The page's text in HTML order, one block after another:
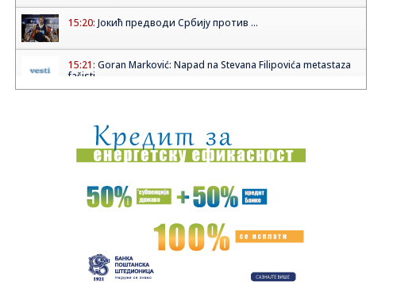
15:20: Јокић предводи Србију против ...
15:21: Goran Marković: Napad na Stevana Filipovića metastaza
fašisti...
15:20:Bez struje i bez vode u Beogradu, 7. avgust 2026.
15:20:Pavkov oduševljena novim reciklažnim dvorištem u Ražnju:
Star...
Novi alarm u Španiji: Sprema se novi masovni upad
15:19:Direktor FIA o drami Formule 1: "Ne možemo da idemo